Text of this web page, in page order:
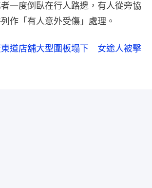
一度倒臥在行人路邊，有人從旁協
作「有人意外受傷」處理。
東道店舖大型圍板塌下 女途人被擊